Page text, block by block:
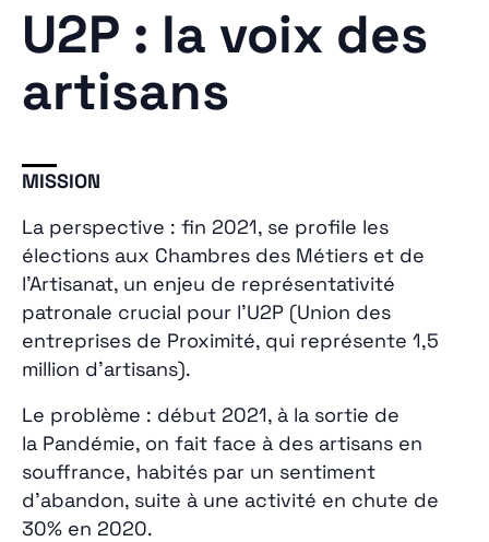
U2P : la voix des
artisans
MISSION
La perspective : fin 2021, se profile les
élections aux Chambres des Métiers et de
l’Artisanat, un enjeu de représentativité
patronale crucial pour l’U2P (Union des
entreprises de Proximité, qui représente 1,5
million d’artisans).
Le problème : début 2021, à la sortie de
la Pandémie, on fait face à des artisans en
souffrance, habités par un sentiment
d’abandon, suite à une activité en chute de
30% en 2020.